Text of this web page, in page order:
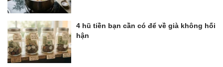
4 hũ tiền bạn cần có để về già không hối
hận